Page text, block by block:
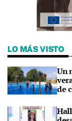
LO MÁS VISTO
Un
de